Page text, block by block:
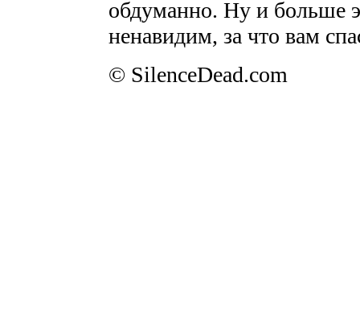
обдуманно. Ну и
ненавидим, за что вам
© SilenceDead.com